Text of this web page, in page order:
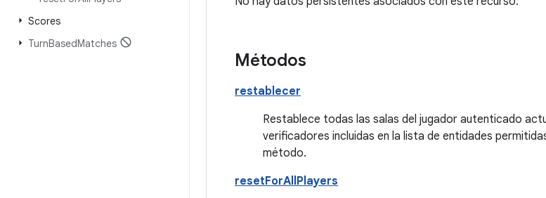
Scores
TurnBasedMatches
Métodos
restablecer
Restablece todas las salas del jugador autenticado
verificadores incluidas en la lista de entidades
método.
resetForAllPlayers